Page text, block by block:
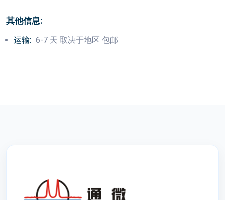
其他信息:
运输: 6-7 天 取决于地区 包邮